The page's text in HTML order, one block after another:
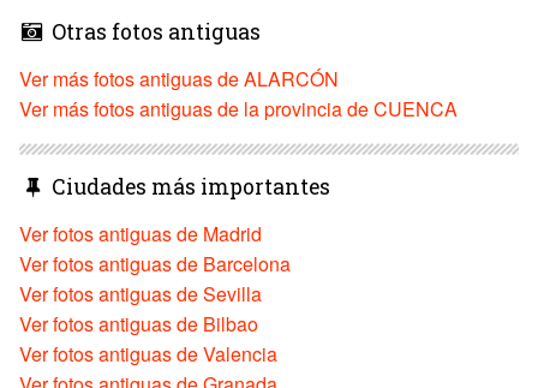
Otras fotos antiguas
Ver más fotos antiguas de ALARCÓN
Ver más fotos antiguas de la provincia de CUENCA
Ciudades más importantes
Ver fotos antiguas de Madrid
Ver fotos antiguas de Barcelona
Ver fotos antiguas de Sevilla
Ver fotos antiguas de Bilbao
Ver fotos antiguas de Valencia